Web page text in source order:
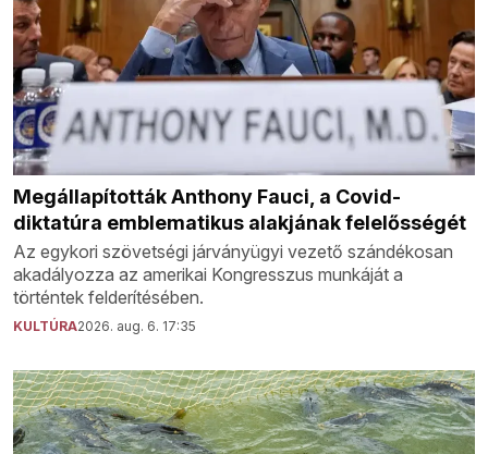
Megállapították Anthony Fauci, a Covid-
diktatúra emblematikus alakjának felelősségét
Az egykori szövetségi járványügyi vezető szándékosan
akadályozza az amerikai Kongresszus munkáját a
történtek felderítésében.
KULTÚRA2026. aug. 6. 17:35